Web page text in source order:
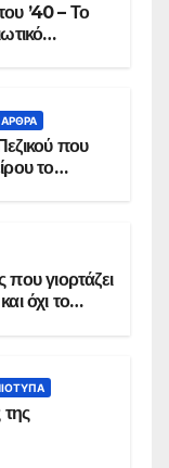
’40 – Το
ΑΡΘΡΑ
που
το
γιορτάζει
όχι το
της